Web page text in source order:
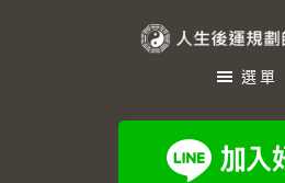
選單